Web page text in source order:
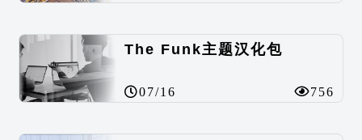
The Funk主题汉化包
07/16 756